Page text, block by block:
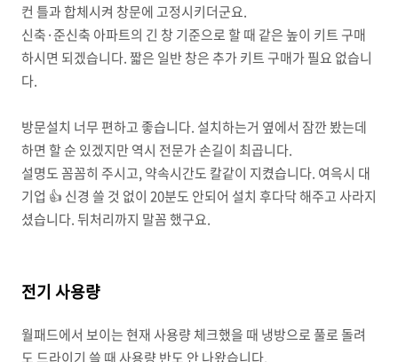
컨 틀과 합체시켜 창문에 고정시키더군요.
신축·준신축 아파트의 긴 창 기준으로 할 때 같은 높이 키트 구매
하시면 되겠습니다. 짧은 일반 창은 추가 키트 구매가 필요 없습니
다.
방문설치 너무 편하고 좋습니다. 설치하는거 옆에서 잠깐 봤는데
하면 할 순 있겠지만 역시 전문가 손길이 최곱니다.
설명도 꼼꼼히 주시고, 약속시간도 칼같이 지켰습니다. 여윽시 대
기업 👍 신경 쓸 것 없이 20분도 안되어 설치 후다닥 해주고 사라지
셨습니다. 뒤처리까지 말꼼 했구요.
전기 사용량
월패드에서 보이는 현재 사용량 체크했을 때 냉방으로 풀로 돌려
도 드라이기 쓸 때 사용량 반도 안 나왔습니다.